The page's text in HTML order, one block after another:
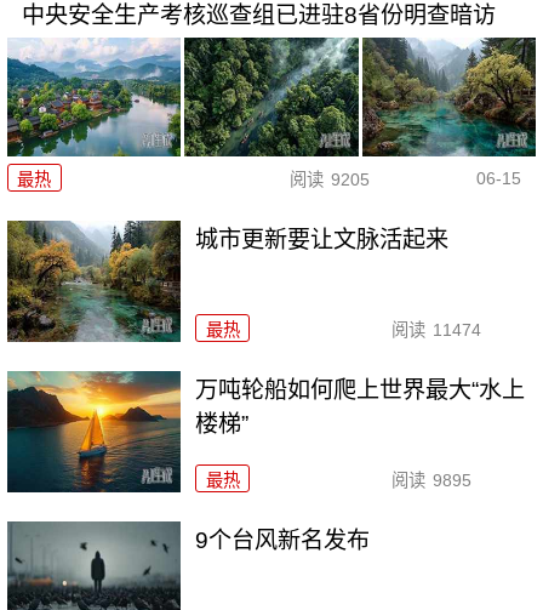
中央安全生产考核巡查组已进驻8省份明查暗访
最热 阅读 9205 06-15
城市更新要让文脉活起来
最热 阅读 11474
万吨轮船如何爬上世界最大“水上
楼梯”
最热 阅读 9895
9个台风新名发布